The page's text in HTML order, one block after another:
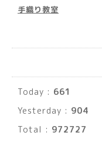
手織り教室
Today : 661
Yesterday : 904
Total : 972727